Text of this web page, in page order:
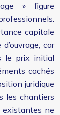
» figure
capitale
car
le prix initial
cachés
juridique
les chantiers
existantes ne